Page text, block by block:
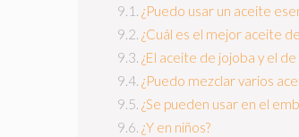
¿Puedo usar un aceite
¿Cuál es el mejor aceite
¿El aceite de jojoba y el
¿Puedo mezclar varios
¿Se pueden usar en el
¿Y en niños?